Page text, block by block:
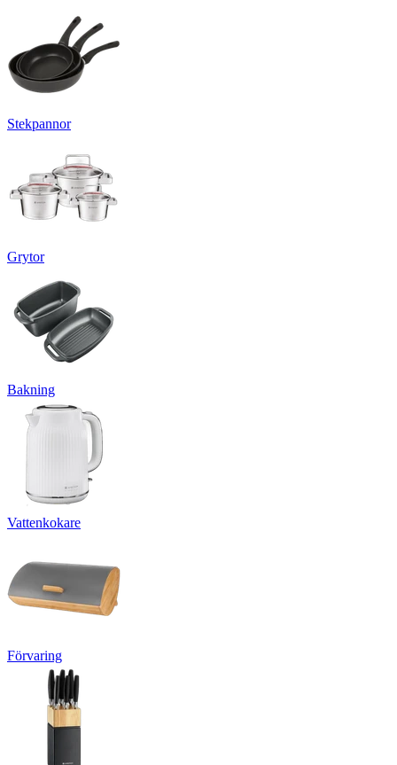
Stekpannor
Grytor
Bakning
Vattenkokare
Förvaring